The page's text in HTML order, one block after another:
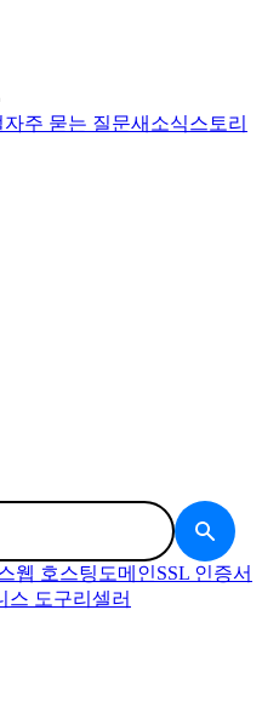
자주 묻는 질문새소식스토리
웹 호스팅 도메인SSL 인증서
스 도구리셀러